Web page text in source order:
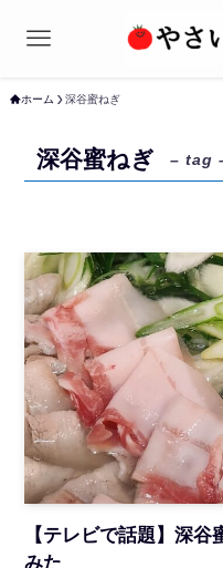
ホーム 深谷蜜ねぎ
深谷蜜ねぎ – tag
【テレビで話題】深
みた